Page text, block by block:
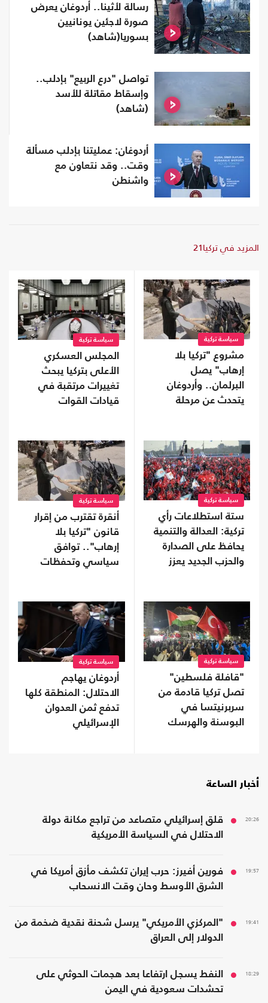
رسالة لأثينا.. أردوغان يعرض
صورة لاجئين يونانيين
بسوريا(شاهد)
تواصل "درع الربيع" بإدلب..
وإسقاط مقاتلة للأسد
(شاهد)
أردوغان: عمليتنا بإدلب مسألة
وقت.. وقد نتعاون مع
واشنطن
المزيد في تركيا21
سياسة تركية
مشروع "تركيا بلا
إرهاب" يصل
البرلمان.. وأردوغان
يتحدث عن مرحلة
سياسة تركية
المجلس العسكري
الأعلى بتركيا يبحث
تغييرات مرتقبة في
قيادات القوات
سياسة تركية
ستة استطلاعات رأي
تركية: العدالة والتنمية
يحافظ على الصدارة
والحزب الجديد يعزز
سياسة تركية
أنقرة تقترب من إقرار
قانون "تركيا بلا
إرهاب".. توافق
سياسي وتحفظات
سياسة تركية
"قافلة فلسطين"
تصل تركيا قادمة من
سربرنيتسا في
البوسنة والهرسك
سياسة تركية
أردوغان يهاجم
الاحتلال: المنطقة كلها
تدفع ثمن العدوان
الإسرائيلي
أخبار الساعة
20:26
قلق إسرائيلي متصاعد من تراجع مكانة دولة
الاحتلال في السياسة الأمريكية
19:57
فورين أفيرز: حرب إيران تكشف مأزق أمريكا في
الشرق الأوسط وحان وقت الانسحاب
19:41
"المركزي الأمريكي" يرسل شحنة نقدية ضخمة من
الدولار إلى العراق
18:29
النفط يسجل ارتفاعا بعد هجمات الحوثي على
تحشدات سعودية في اليمن